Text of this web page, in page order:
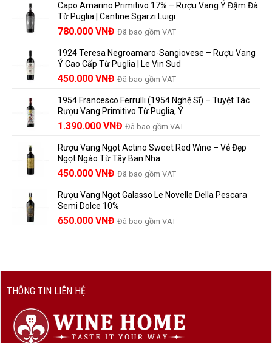
lựa
chọn
đáng
nhãn
rượu
vang
và
những
người
vang
nên
biết
Được
Bao
Lâu?
Dẫn
Lưu
Trữ
Và
Thành
Capo Amarino Primitivo 17% – Rượu Vang Ý Đậm Đà
Từ Puglia | Cantine Sgarzi Luigi
Giá
là:
858.000 VNĐ.
780.000 VNĐ Giá
tại
là:
780.000 VNĐ.
Đã bao gồm VAT
1924 Teresa Negroamaro-Sangiovese – Rượu Vang
Ý Cao Cấp Từ Puglia | Le Vin Sud
Giá
là:
495.000 VNĐ.
450.000 VNĐ Giá
tại
là:
450.000 VNĐ.
Đã bao gồm VAT
1954 Francesco Ferrulli (1954 Nghệ Sĩ) – Tuyệt Tác
Rượu Vang Primitivo Từ Puglia, Ý
Giá
là:
1.529.000 VNĐ.
1.390.000 VNĐ Giá
tại
là:
1.390.000 VNĐ.
Đã bao gồm VAT
Rượu Vang Ngọt Actino Sweet Red Wine – Vẻ Đẹp
Ngọt Ngào Từ Tây Ban Nha
450.000 VNĐ Đã bao gồm VAT
Rượu Vang Ngọt Galasso Le Novelle Della Pescara
Semi Dolce 10%
650.000 VNĐ Đã bao gồm VAT
THÔNG TIN LIÊN HỆ